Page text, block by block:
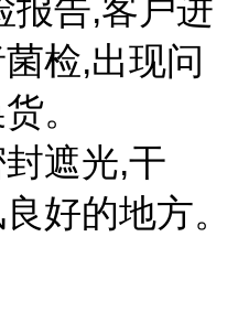
报告,客户进
检,出现问
。
封遮光,干
好的地方。